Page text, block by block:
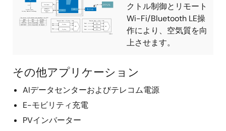
クトル制御とリモート
Wi-Fi/Bluetooth LE操
作により、空気質を向
上させます。
その他アプリケーション
AIデータセンターおよびテレコム電源
E-モビリティ充電
PVインバーター